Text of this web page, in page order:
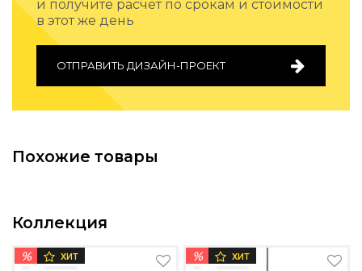
Подбор, производство и комплектация по вашему
Все категории товаров
и получите расчет по срокам и стоимости
в этот же день
ОТПРАВИТЬ ДИЗАЙН-ПРОЕКТ
Похожие товары
Коллекция
% ХИТ % ХИТ